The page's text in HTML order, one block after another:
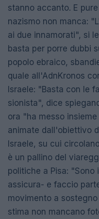
stanno accanto. E
nazismo non manca:
ai due innamorati", si
basta per porre dubbi
popolo ebraico,
quale all'AdnKronos
Israele: "Basta con le
sionista", dice
ora "ha messo
animate dall'obiettivo
Israele, su cui
è un pallino del
politiche a Pisa:
assicura- e faccio
movimento a
stima non mancano